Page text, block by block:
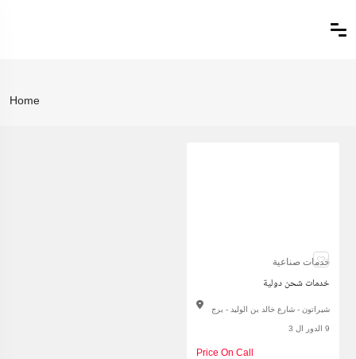
Home
خدمات صناعية
خدمات شحن دولية
شيراتون - شارع خالد بن الوليد - برج
9 الدور ال 3
Price On Call